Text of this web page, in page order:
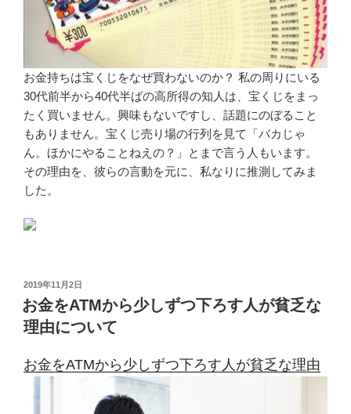
お金持ちは宝くじをなぜ買わないのか？ 私の周りにいる
30代前半から40代半ばの高所得の知人は、宝くじをまっ
たく買いません。興味もないですし、話題にのぼること
もありません。宝くじ売り場の行列を見て「バカじゃ
ん。ほかにやることねえの？」とまで言う人もいます。
その理由を、彼らの言動を元に、私なりに推測してみま
した。
投
稿
日:
2019年11月2日
お金をATMから少しずつ下ろす人が貧乏な
理由について
お金をATMから少しずつ下ろす人が貧乏な理由